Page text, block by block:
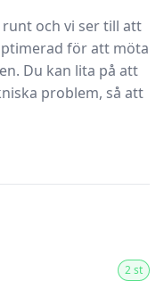
och vi ser till att
för att möta
Du kan lita på att
problem, så att
2 st